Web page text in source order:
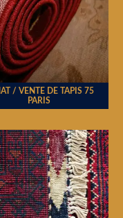
/ VENTE DE TAPIS 75
PARIS